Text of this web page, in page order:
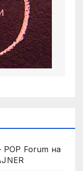
POP Forum на